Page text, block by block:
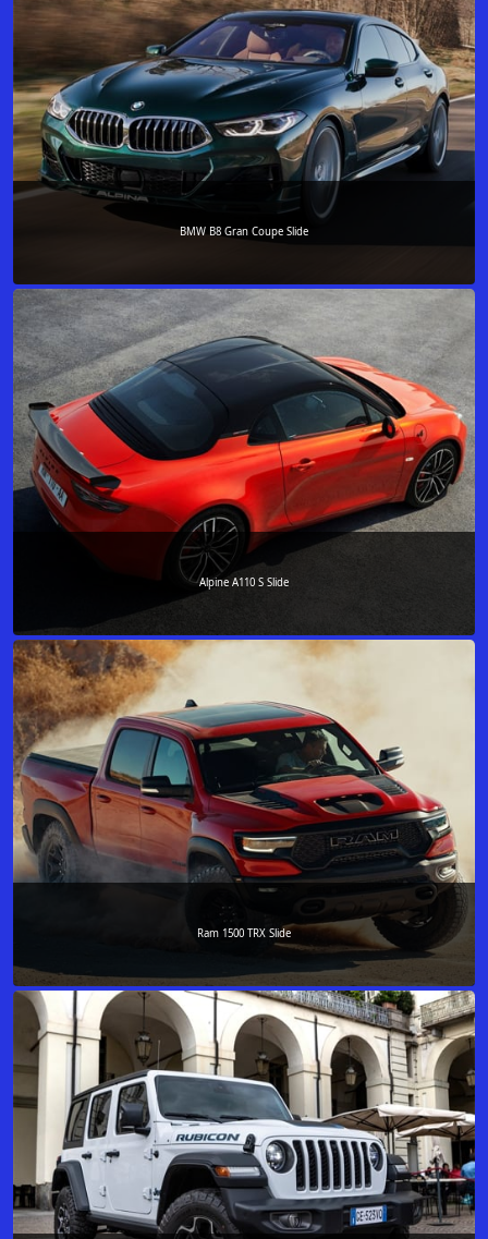
BMW B8 Gran Coupe Slide
Alpine A110 S Slide
Ram 1500 TRX Slide